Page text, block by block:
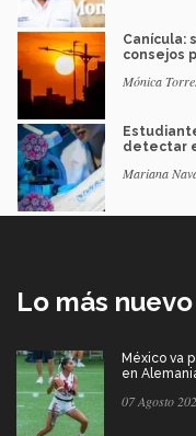
Canícula:
consejos
Mónica
detectar
Mariana
Lo más nuevo
México va
en
07 Agosto